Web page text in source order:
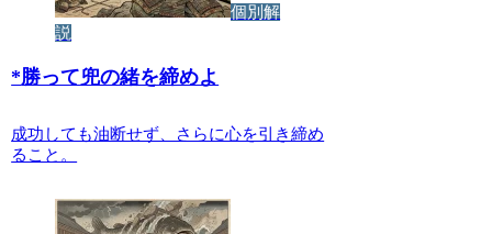
個別解
説
*勝って兜の緒を締めよ
成功しても油断せず、さらに心を引き締め
ること。